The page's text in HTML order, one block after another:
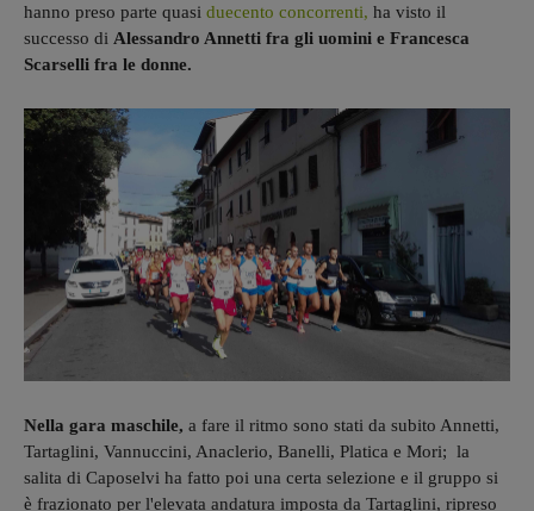
hanno preso parte quasi duecento concorrenti, ha visto il
successo di Alessandro Annetti fra gli uomini e Francesca
Scarselli fra le donne.
Nella gara maschile, a fare il ritmo sono stati da subito Annetti,
Tartaglini, Vannuccini, Anaclerio, Banelli, Platica e Mori; la
salita di Caposelvi ha fatto poi una certa selezione e il gruppo si
è frazionato per l'elevata andatura imposta da Tartaglini, ripreso